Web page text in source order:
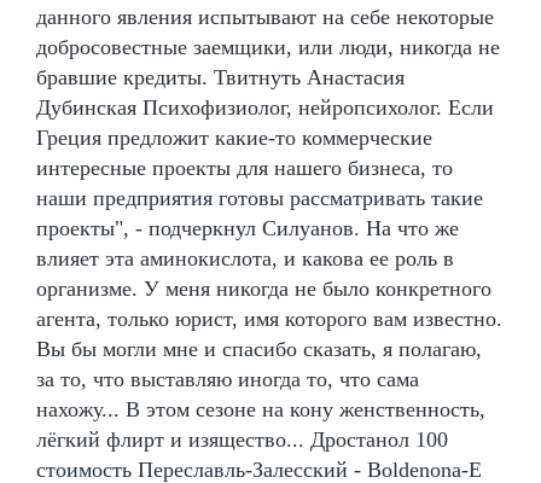
данного явления испытывают на себе некоторые
добросовестные заемщики, или люди, никогда не
бравшие кредиты. Твитнуть Анастасия
Дубинская Психофизиолог, нейропсихолог. Если
Греция предложит какие-то коммерческие
интересные проекты для нашего бизнеса, то
наши предприятия готовы рассматривать такие
проекты", - подчеркнул Силуанов. На что же
влияет эта аминокислота, и какова ее роль в
организме. У меня никогда не было конкретного
агента, только юрист, имя которого вам известно.
Вы бы могли мне и спасибо сказать, я полагаю,
за то, что выставляю иногда то, что сама
нахожу... В этом сезоне на кону женственность,
лёгкий флирт и изящество... Дростанол 100
стоимость Переславль-Залесский - Boldenona-E